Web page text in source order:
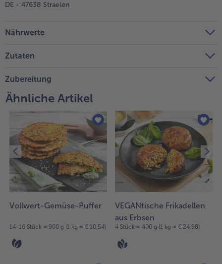
DE - 47638 Straelen
Nährwerte
Zutaten
Zubereitung
Ähnliche Artikel
Vollwert-Gemüse-Puffer
14-16 Stück = 900 g (1 kg = € 10,54)
VEGANtische Frikadellen
aus Erbsen
4 Stück = 400 g (1 kg = € 24,98)